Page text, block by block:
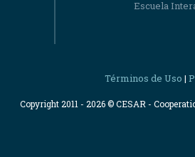
Escuela
Términos de Uso |
Copyright 2011 - 2026 © CESAR -